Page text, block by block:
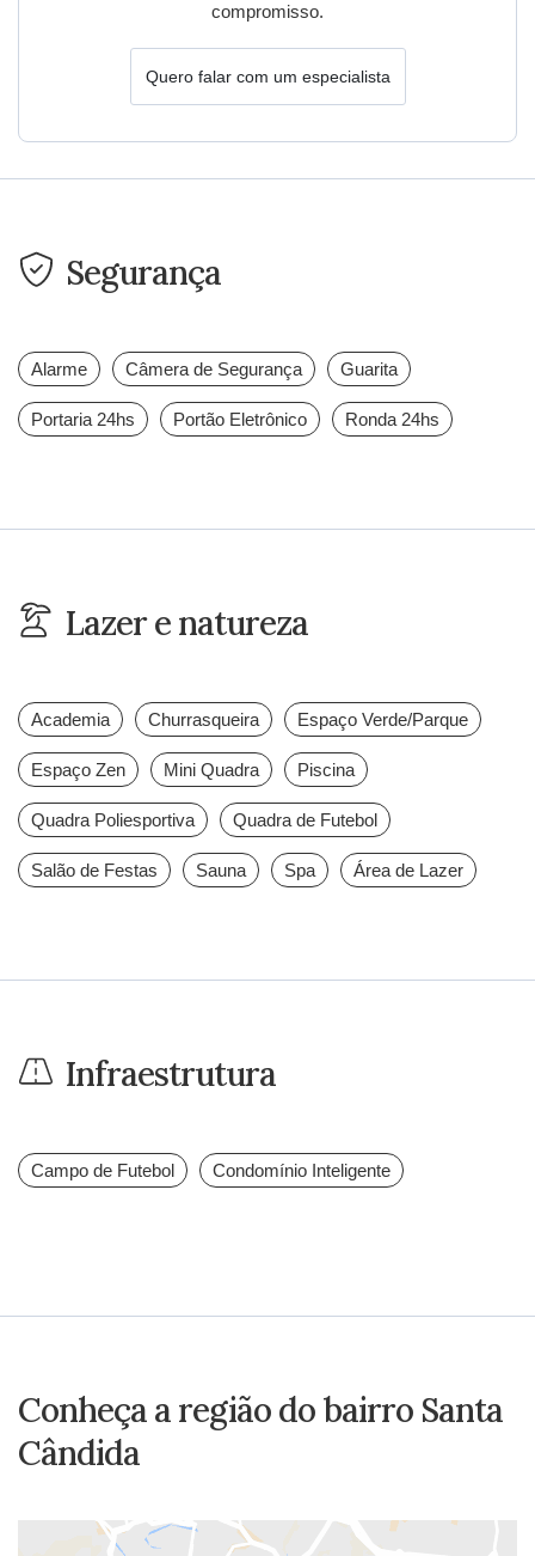
compromisso.
Quero falar com um especialista
Segurança
Alarme Câmera de Segurança Guarita
Portaria 24hs Portão Eletrônico Ronda 24hs
Lazer e natureza
Academia Churrasqueira Espaço Verde/Parque
Espaço Zen Mini Quadra Piscina
Quadra Poliesportiva Quadra de Futebol
Salão de Festas Sauna Spa Área de Lazer
Infraestrutura
Campo de Futebol Condomínio Inteligente
Conheça a região do bairro Santa
Cândida